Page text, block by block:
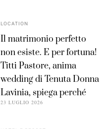
LOCATION
Il matrimonio perfetto
non esiste. E per fortuna!
Titti Pastore, anima
wedding di Tenuta Donna
Lavinia, spiega perché
23 LUGLIO 2026